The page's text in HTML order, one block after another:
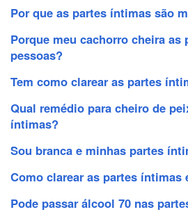
Por que as partes íntimas são
Porque meu cachorro cheira
pessoas?
Tem como clarear as partes
Qual remédio para cheiro de
íntimas?
Sou branca e minhas partes
Como clarear as partes íntimas
Pode passar álcool 70 nas